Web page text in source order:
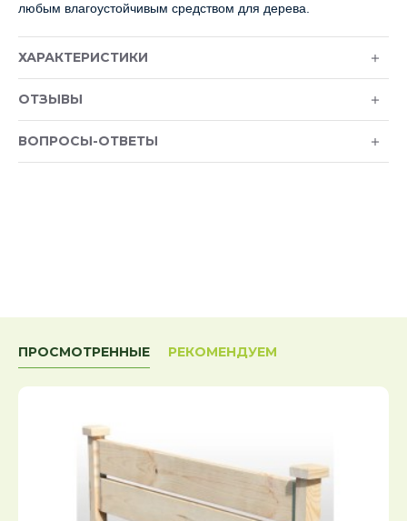
любым влагоустойчивым средством для дерева.
ХАРАКТЕРИСТИКИ
ОТЗЫВЫ
ВОПРОСЫ-ОТВЕТЫ
ПРОСМОТРЕННЫЕ РЕКОМЕНДУЕМ